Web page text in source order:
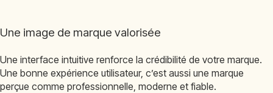
Une image de marque valorisée
Une interface intuitive renforce la crédibilité de votre marque.
Une bonne expérience utilisateur, c’est aussi une marque
perçue comme professionnelle, moderne et fiable.